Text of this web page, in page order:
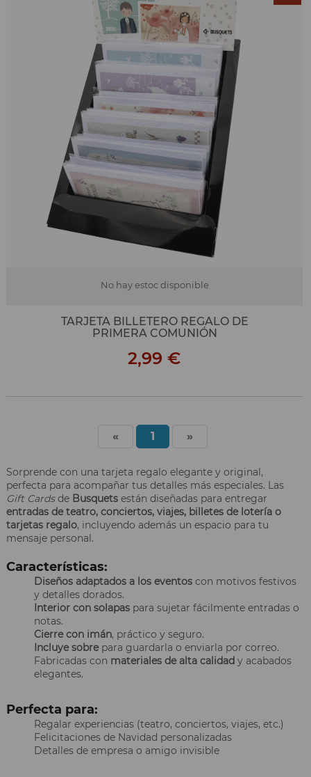
No hay estoc disponible
TARJETA BILLETERO REGALO DE
PRIMERA COMUNIÓN
2,99 €
« 1 »
Sorprende con una tarjeta regalo elegante y original,
perfecta para acompañar tus detalles más especiales. Las
Gift Cardsde Busquets están diseñadas para entregar
entradas de teatro, conciertos, viajes, billetes de lotería o
tarjetas regalo, incluyendo además un espacio para tu
mensaje personal.
Características:
Diseños adaptados a los eventos con motivos festivos
y detalles dorados.
Interior con solapas para sujetar fácilmente entradas o
notas.
Cierre con imán, práctico y seguro.
Incluye sobrepara guardarla o enviarla por correo.
Fabricadas con materiales de alta calidad y acabados
elegantes.
Perfecta para:
Regalar experiencias (teatro, conciertos, viajes, etc.)
Felicitaciones de Navidad personalizadas
Detalles de empresa o amigo invisible